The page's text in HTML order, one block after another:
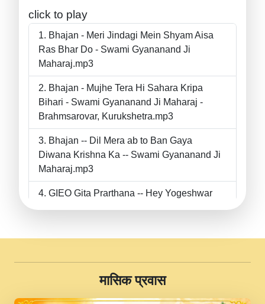
click to play
Bhajan - Meri Jindagi Mein Shyam Aisa
Ras Bhar Do - Swami Gyananand Ji
Maharaj.mp3
Bhajan - Mujhe Tera Hi Sahara Kripa
Bihari - Swami Gyananand Ji Maharaj -
Brahmsarovar, Kurukshetra.mp3
Bhajan -- Dil Mera ab to Ban Gaya
Diwana Krishna Ka -- Swami Gyananand Ji
Maharaj.mp3
GIEO Gita Prarthana -- Hey Yogeshwar
II Swami Gyananand Ji Maharaj.mp3
JINU SATGURU AAP BULAVE by Rasik
Pawan ji 20-11-19 Sankirtan At VEER JI
​मासिक प्रवास